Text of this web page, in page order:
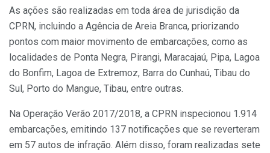
As ações são realizadas em toda área de jurisdição da
CPRN, incluindo a Agência de Areia Branca, priorizando
pontos com maior movimento de embarcações, como as
localidades de Ponta Negra, Pirangi, Maracajaú, Pipa, Lagoa
do Bonfim, Lagoa de Extremoz, Barra do Cunhaú, Tibau do
Sul, Porto do Mangue, Tibau, entre outras.
Na Operação Verão 2017/2018, a CPRN inspecionou 1.914
embarcações, emitindo 137 notificações que se reverteram
em 57 autos de infração. Além disso, foram realizadas sete